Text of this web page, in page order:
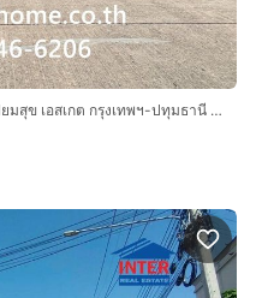
ขายทาวน์โฮม 2 ชั้น 18.8 ตร.ว. หมู่บ้านเปี่ยมสุข เอสเกต กรุงเทพฯ-ปทุมธานี ซอย5 ซอยวัดหนองปรง ถนนกรุงเทพ-ปทุมธานี ถนนซอยวัดหนองปรง เมืองปทุม